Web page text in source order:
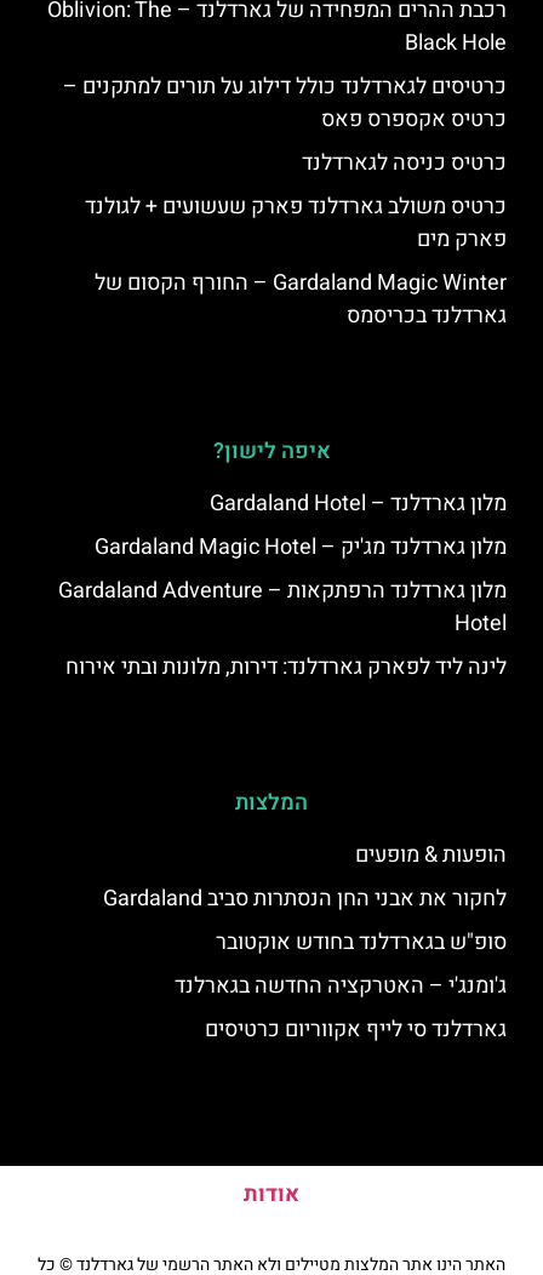
רכבת ההרים המפחידה של גארדלנד – Oblivion: The
Black Hole
כרטיסים לגארדלנד כולל דילוג על תורים למתקנים –
כרטיס אקספרס פאס
כרטיס כניסה לגארדלנד
כרטיס משולב גארדלנד פארק שעשועים + לגולנד
פארק מים
Gardaland Magic Winter – החורף הקסום של
גארדלנד בכריסמס
איפה לישון?
מלון גארדלנד – Gardaland Hotel
מלון גארדלנד מג'יק – Gardaland Magic Hotel
מלון גארדלנד הרפתקאות – Gardaland Adventure
Hotel
לינה ליד לפארק גארדלנד: דירות, מלונות ובתי אירוח
המלצות
הופעות & מופעים
לחקור את אבני החן הנסתרות סביב Gardaland
סופ"ש בגארדלנד בחודש אוקטובר
ג'ומנג'י – האטרקציה החדשה בגארלנד
גארדלנד סי לייף אקווריום כרטיסים
אודות
האתר הינו אתר המלצות מטיילים ולא האתר הרשמי של גארדלנד © כל